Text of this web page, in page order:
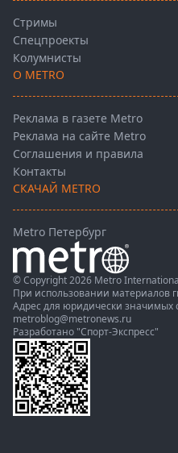
Стримы
Спецпроекты
Колумнисты
О METRO
Реклама в газете Metro
Реклама на сайте Metro
Соглашения и правила
Контакты
СКАЧАЙ METRO
Metro Петербург
© Copyright 2026 Metro
При использовании материалов
Адрес для юридически
metroblog@metronews.ru
Разработано "Спорт-Экспресс"